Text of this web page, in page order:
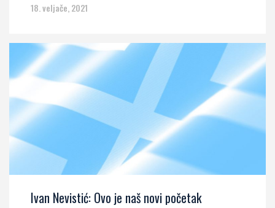
18. veljače, 2021
Ivan Nevistić: Ovo je naš novi početak